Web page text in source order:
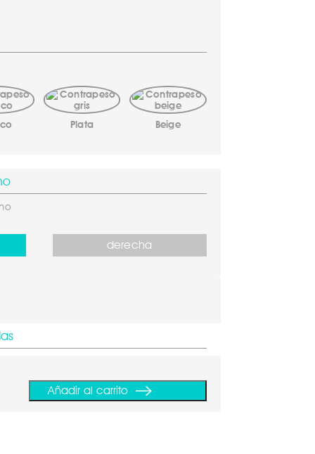
Plata Beige
derecha
Añadir al carrito